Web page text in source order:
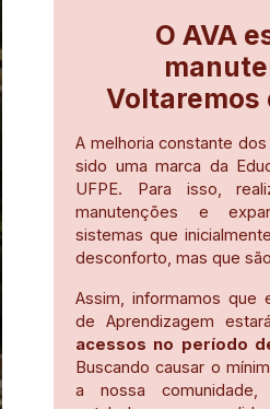
O AVA
Voltaremos
A melhoria constante
sido uma marca da
UFPE. Para isso,
manutenções e
sistemas que
desconforto, mas que
Assim, informamos que
de Aprendizagem
acessos no período
Buscando causar o
a nossa comunidade,